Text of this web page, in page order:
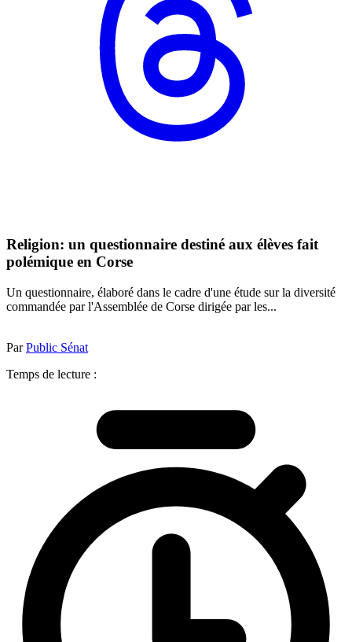
Religion: un questionnaire destiné aux élèves fait
polémique en Corse
Un questionnaire, élaboré dans le cadre d'une étude sur la diversité
commandée par l'Assemblée de Corse dirigée par les...
ParPublic Sénat
Temps de lecture :